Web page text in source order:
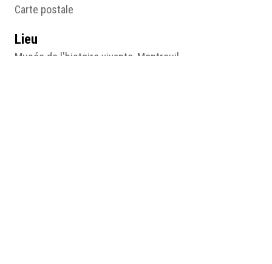
Carte postale
Lieu
Musée de l'histoire vivante, Montreuil